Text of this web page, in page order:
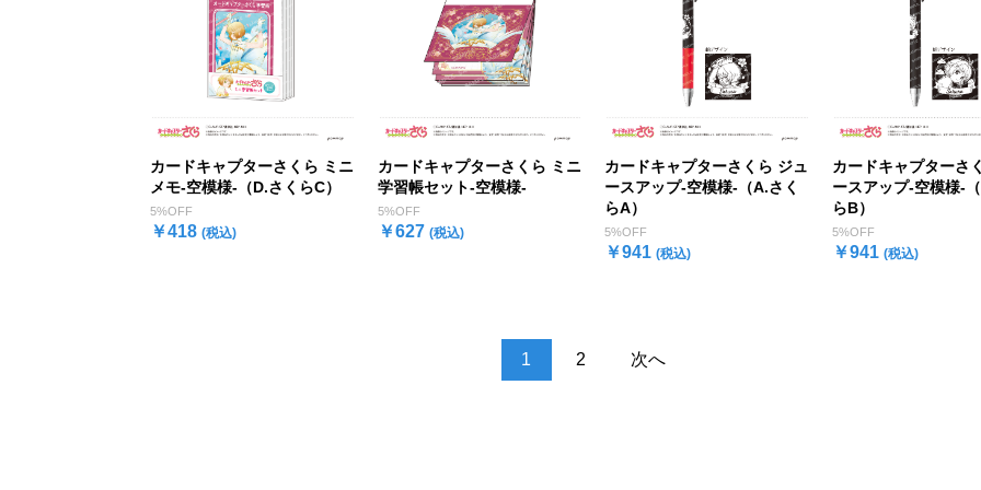
カードキャプターさくら ミニ
メモ-空模様-（D.さくらC）
5%OFF
￥418 (税込)
カードキャプターさくら ミニ
学習帳セット-空模様-
5%OFF
￥627 (税込)
カードキャプターさくら ジュ
ースアップ-空模様-（A.さく
らA）
5%OFF
￥941 (税込)
カードキャプターさ
ースアップ-空模様-
らB）
5%OFF
￥941 (税込)
1 2 次へ